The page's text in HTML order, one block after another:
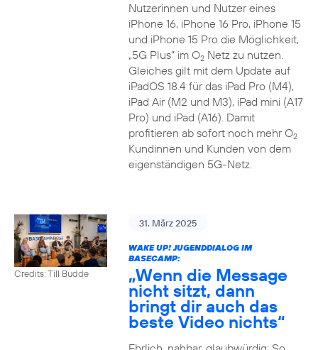
Nutzerinnen und Nutzer eines
iPhone 16, iPhone 16 Pro, iPhone 15
und iPhone 15 Pro die Möglichkeit,
„5G Plus“ im O2Netz zu nutzen.
Gleiches gilt mit dem Update auf
iPadOS 18.4 für das iPad Pro (M4),
iPad Air (M2 und M3), iPad mini (A17
Pro) und iPad (A16). Damit
profitieren ab sofort noch mehr O2
Kundinnen und Kunden von dem
eigenständigen 5G-Netz.
Credits: Till Budde
31. März 2025
WAKE UP! JUGENDDIALOG IM
BASECAMP:
„Wenn die Message
nicht sitzt, dann
bringt dir auch das
beste Video nichts“